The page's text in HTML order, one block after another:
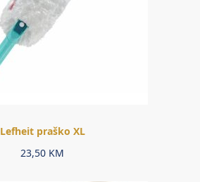
Lefheit praško XL
23,50 KM